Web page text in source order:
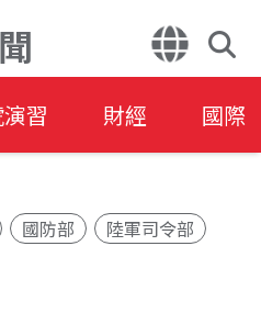
習 財經 國際
國防部
陸軍司令部